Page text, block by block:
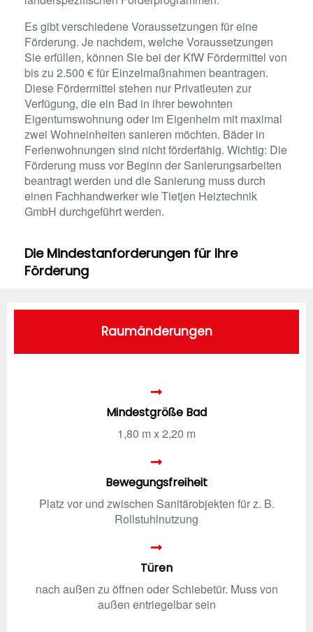
Es gibt verschiedene Voraussetzungen für eine
Förderung. Je nachdem, welche Voraussetzungen
Sie erfüllen, können Sie bei der KfW Fördermittel von
bis zu 2.500 € für Einzelmaßnahmen beantragen.
Diese Fördermittel stehen nur Privatleuten zur
Verfügung, die ein Bad in ihrer bewohnten
Eigentumswohnung oder im Eigenheim mit maximal
zwei Wohneinheiten sanieren möchten. Bäder in
Ferienwohnungen sind nicht förderfähig. Wichtig: Die
Förderung muss vor Beginn der Sanierungsarbeiten
beantragt werden und die Sanierung muss durch
einen Fachhandwerker wie Tietjen Heiztechnik
GmbH durchgeführt werden.
Die Mindestanforderungen für Ihre
Förderung
Raumänderungen
Mindestgröße Bad
1,80 m x 2,20 m
Bewegungsfreiheit
Platz vor und zwischen Sanitärobjekten für z. B.
Rollstuhlnutzung
Türen
nach außen zu öffnen oder Schiebetür. Muss von
außen entriegelbar sein